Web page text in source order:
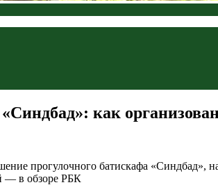
как
прогулочного батискафа «Синдбад»,
— в обзоре РБК